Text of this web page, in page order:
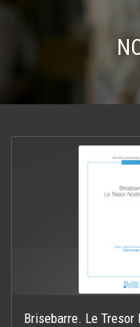
Brisebarre. Le Tresor